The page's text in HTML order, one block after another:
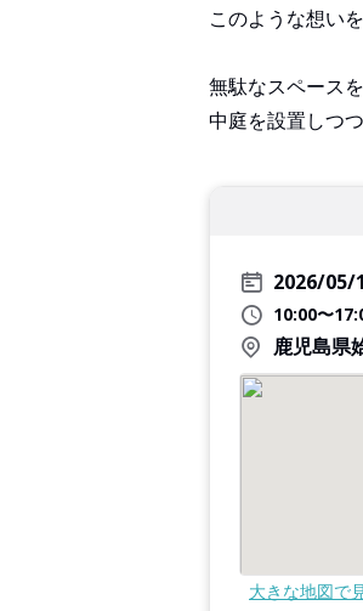
このような想い
無駄なスペース
中庭を設置しつ
2026/05/
10:00〜
鹿児島県
大きな地図で